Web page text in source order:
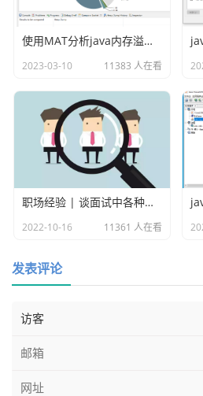
# Tasks related
export
r/hadoop-3.3.5}
export
ubserver/hadoop-3.3.5/etc/
export
r/spark-3.4.0-bin-hadoop3}
n}
e3.1.3}
link-1.17.0}
使用MAT分析java内存溢出的原因
2023-03-10 11383 人在看
职场经验 | 谈面试中各种各样的坑
2022-10-16 11361 人在看
发表评论